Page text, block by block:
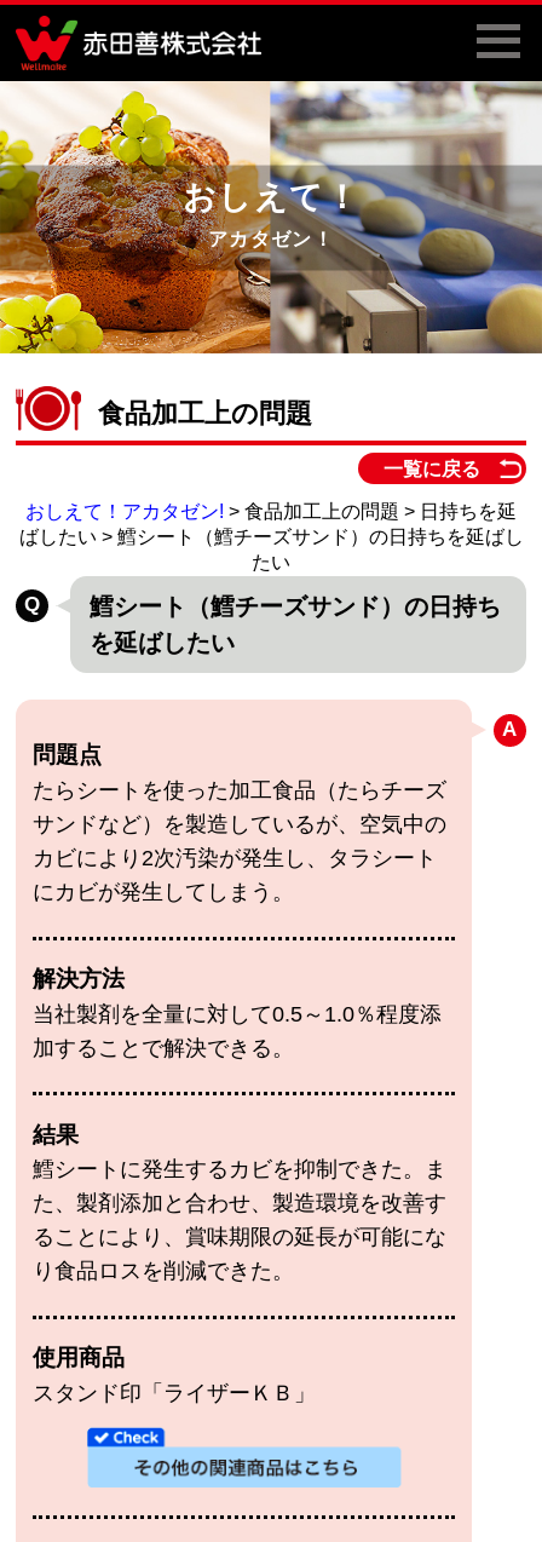
おしえて！
アカタゼン！
食品加工上の問題
一覧に戻る
おしえて！アカタゼン! > 食品加工上の問題 > 日持ちを延
ばしたい > 鱈シート（鱈チーズサンド）の日持ちを延ばし
たい
鱈シート（鱈チーズサンド）の日持ち
を延ばしたい
問題点
たらシートを使った加工食品（たらチーズ
サンドなど）を製造しているが、空気中の
カビにより2次汚染が発生し、タラシート
にカビが発生してしまう。
解決方法
当社製剤を全量に対して0.5～1.0％程度添
加することで解決できる。
結果
鱈シートに発生するカビを抑制できた。ま
た、製剤添加と合わせ、製造環境を改善す
ることにより、賞味期限の延長が可能にな
り食品ロスを削減できた。
使用商品
スタンド印「ライザーＫＢ」